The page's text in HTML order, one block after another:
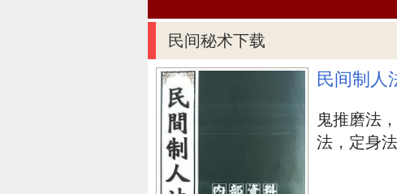
空气之士，超逸潇洒，不陷入名与利
在《小窗幽记》中所说的人生境界：(
空看花开花落。)
苏轼颠沛，再三贬官，乃至下狱，但
洒，是我国在历史上真实的空气之士。
到中途，忽然从天而降暴雨，小伙伴们
悠然自得，一面走动一面作诗：
民间秘术下载
民间制人
鬼推磨法
法，定身